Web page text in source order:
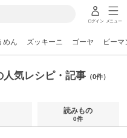
ログイン メニュー
めん ズッキーニ ゴーヤ ピーマ
気レシピ・記事 （0件）
読みもの
0件